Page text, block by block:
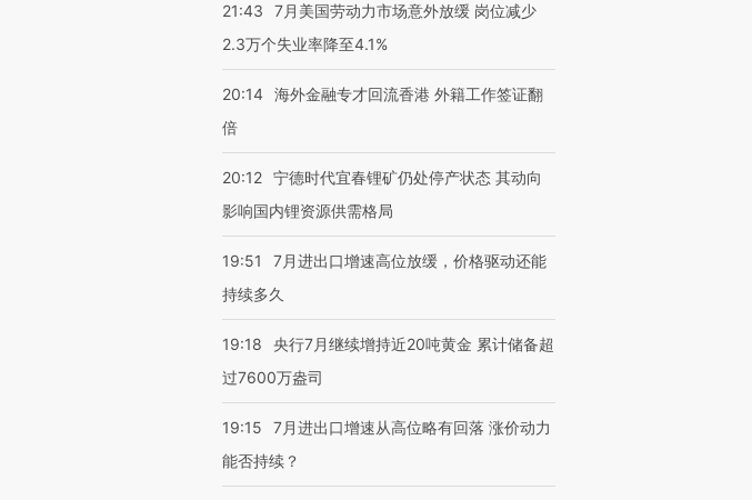
21:43
7月美国劳动力市场意外放缓 岗位减少
2.3万个失业率降至4.1%
20:14 海外金融专才回流香港 外籍工作签证翻
倍
20:12 宁德时代宜春锂矿仍处停产状态 其动向
影响国内锂资源供需格局
19:51
7月进出口增速高位放缓，价格驱动还能
持续多久
19:18
央行7月继续增持近20吨黄金 累计储备超
过7600万盎司
19:15
7月进出口增速从高位略有回落 涨价动力
能否持续？